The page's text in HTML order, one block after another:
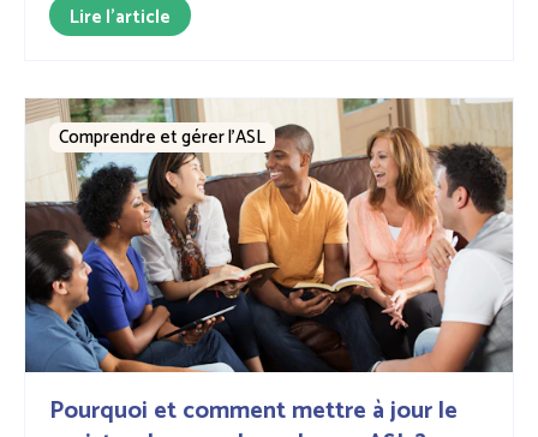
Lire l'article
Pourquoi et comment mettre à jour le
Comprendre et gérer l’ASL